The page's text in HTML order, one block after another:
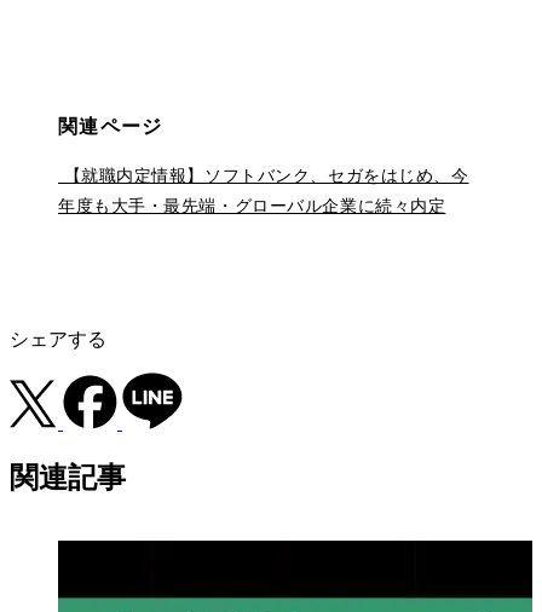
関連ページ
【就職内定情報】ソフトバンク、セガをはじめ、今
年度も大手・最先端・グローバル企業に続々内定
シェアする
関連記事